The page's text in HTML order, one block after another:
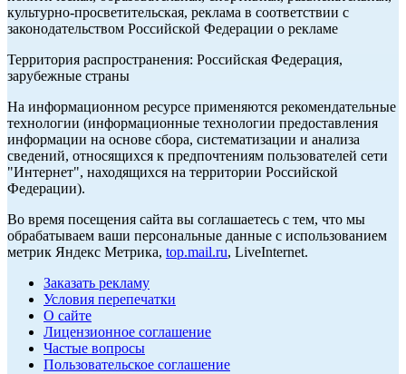
культурно-просветительская, реклама в соответствии с
законодательством Российской Федерации о рекламе
Территория распространения: Российская Федерация,
зарубежные страны
На информационном ресурсе применяются рекомендательные
технологии (информационные технологии предоставления
информации на основе сбора, систематизации и анализа
сведений, относящихся к предпочтениям пользователей сети
"Интернет", находящихся на территории Российской
Федерации).
Во время посещения сайта вы соглашаетесь с тем, что мы
обрабатываем ваши персональные данные с использованием
метрик Яндекс Метрика, top.mail.ru, LiveInternet.
Заказать рекламу
Условия перепечатки
О сайте
Лицензионное соглашение
Частые вопросы
Пользовательское соглашение